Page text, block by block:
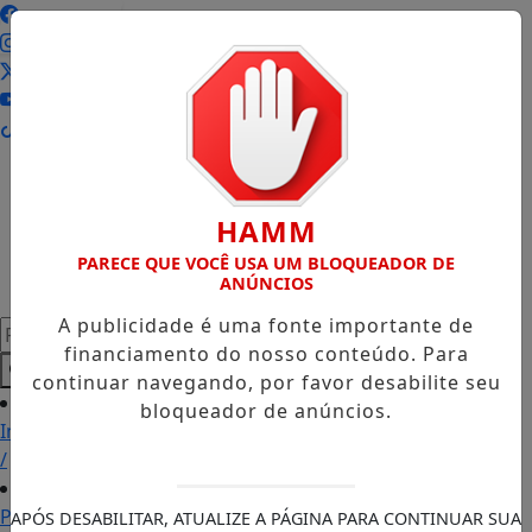
Pesquisar Notícia
Início
/
Política
HAMM
PARECE QUE VOCÊ USA UM BLOQUEADOR DE
ANÚNCIOS
A publicidade é uma fonte importante de
financiamento do nosso conteúdo. Para
continuar navegando, por favor desabilite seu
bloqueador de anúncios.
APÓS DESABILITAR, ATUALIZE A PÁGINA PARA CONTINUAR SUA